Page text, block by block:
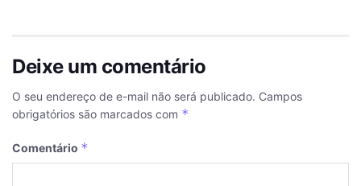
Deixe um comentário
O seu endereço de e-mail não será publicado. Campos
obrigatórios são marcados com *
Comentário *